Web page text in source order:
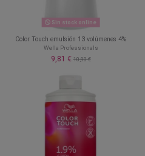
Sin stock online
Color Touch emulsión 13 volúmenes 4%
Wella Professionals
9,81 €10,90 €